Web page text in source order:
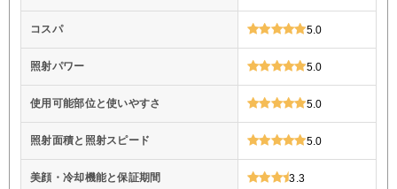
コスパ 5.0
照射パワー 5.0
使用可能部位と使いやすさ 5.0
照射面積と照射スピード 5.0
美顔・冷却機能と保証期間 3.3